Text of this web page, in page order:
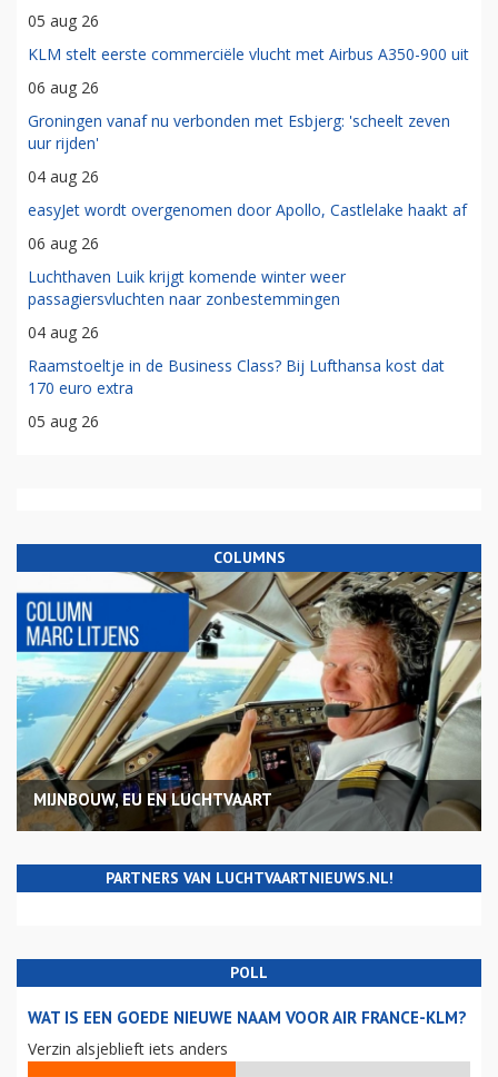
05 aug 26
KLM stelt eerste commerciële vlucht met Airbus A350-900 uit
06 aug 26
Groningen vanaf nu verbonden met Esbjerg: 'scheelt zeven
uur rijden'
04 aug 26
easyJet wordt overgenomen door Apollo, Castlelake haakt af
06 aug 26
Luchthaven Luik krijgt komende winter weer
passagiersvluchten naar zonbestemmingen
04 aug 26
Raamstoeltje in de Business Class? Bij Lufthansa kost dat
170 euro extra
05 aug 26
COLUMNS
MIJNBOUW, EU EN LUCHTVAART
PARTNERS VAN LUCHTVAARTNIEUWS.NL!
POLL
WAT IS EEN GOEDE NIEUWE NAAM VOOR AIR FRANCE-KLM?
Verzin alsjeblieft iets anders